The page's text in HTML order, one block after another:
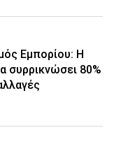
Εμπορίου: Η
συρρικνώσει 80%